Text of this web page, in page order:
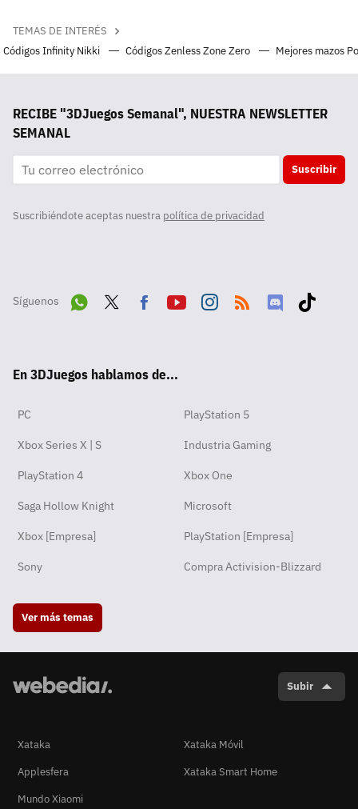
TEMAS DE INTERÉS
Códigos Infinity Nikki
Códigos Zenless Zone Zero Mejores mazos
RECIBE "3DJuegos Semanal", NUESTRA NEWSLETTER
SEMANAL
Suscribir
Suscribiéndote aceptas nuestra política de privacidad
Síguenos
pp
ok
En 3DJuegos hablamos de...
PC PlayStation 5
Xbox Series X | S Industria Gaming
PlayStation 4 Xbox One
Saga Hollow Knight Microsoft
Xbox [Empresa] PlayStation [Empresa]
Sony Compra Activision-Blizzard
Ver más temas
Subir
Xataka
Xataka Móvil
Applesfera
Xataka Smart Home
Mundo Xiaomi